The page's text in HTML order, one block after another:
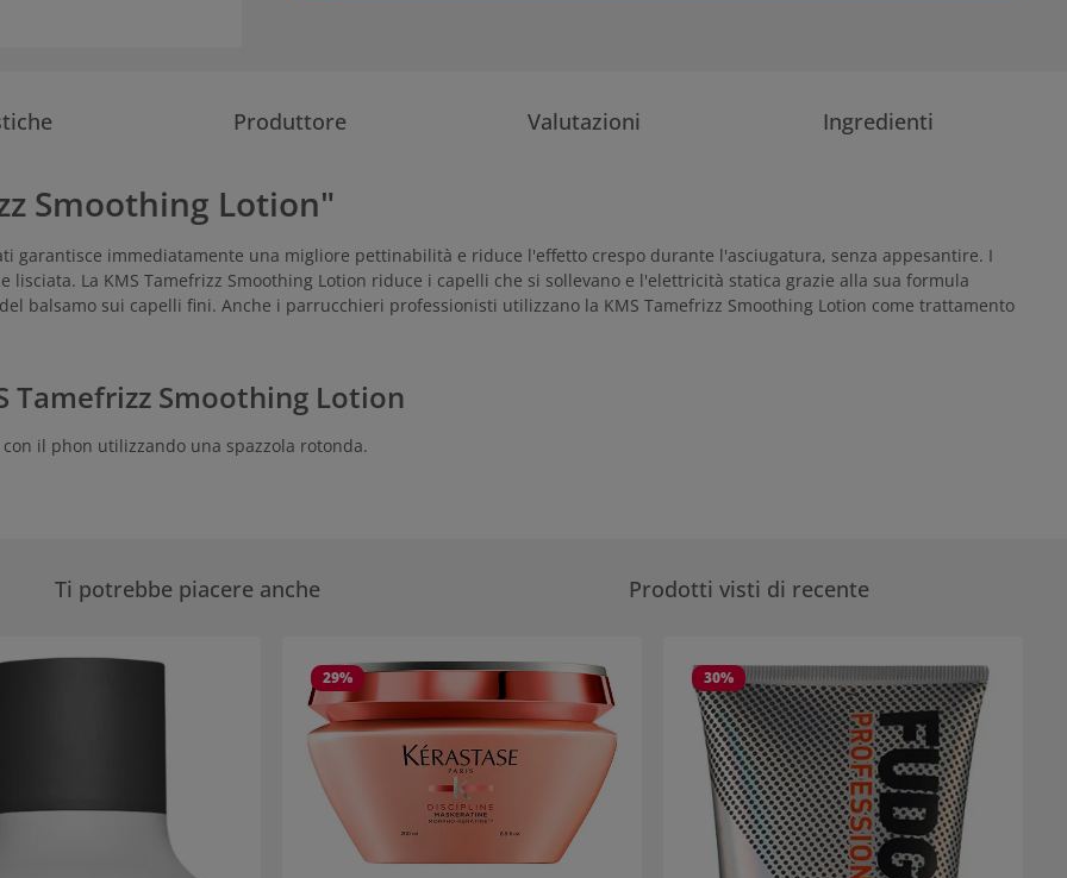
Produttore Valutazioni Ingredienti
Smoothing Lotion"
garantisce immediatamente una migliore pettinabilità e riduce l'effetto crespo durante l'asciugatura, senza appesantire. I
La KMS Tamefrizz Smoothing Lotion riduce i capelli che si sollevano e l'elettricità statica grazie alla sua formula
balsamo sui capelli fini. Anche i parrucchieri professionisti utilizzano la KMS Tamefrizz Smoothing Lotion come trattamento
Tamefrizz Smoothing Lotion
il phon utilizzando una spazzola rotonda.
Ti potrebbe piacere anche Prodotti visti di recente
29% 30%